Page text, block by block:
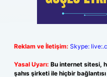
Reklam ve İletişim: Skype:
Yasal Uyarı: Bu internet sitesi,
şahıs şirketi ile hiçbir